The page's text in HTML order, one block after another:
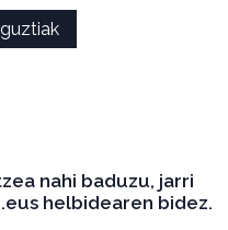
nahi baduzu, jarri
helbidearen bidez.